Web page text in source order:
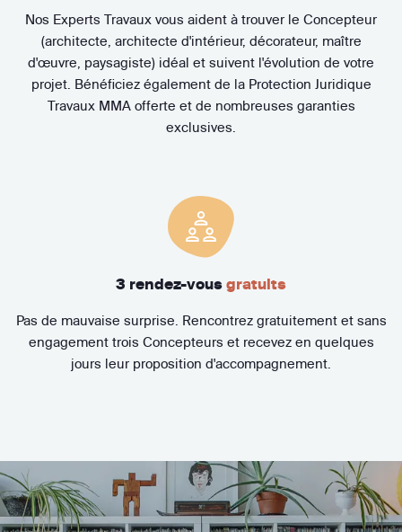
Nos Experts Travaux vous aident à trouver le Concepteur
(architecte, architecte d'intérieur, décorateur, maître
d'œuvre, paysagiste) idéal et suivent l'évolution de votre
projet. Bénéficiez également de la Protection Juridique
Travaux MMA offerte et de nombreuses garanties
exclusives.
3 rendez-vous gratuits
Pas de mauvaise surprise. Rencontrez gratuitement et sans
engagement trois Concepteurs et recevez en quelques
jours leur proposition d'accompagnement.